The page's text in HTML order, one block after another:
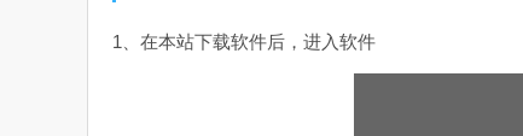
1、在本站下载软件后，进入软件